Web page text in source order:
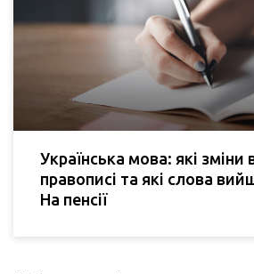
Українська мова: які зміни
правописі та які слова
На пенсії